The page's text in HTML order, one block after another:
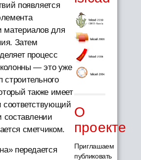
появляется
материалов для
Затем
процесс
колонны — это уже
также имеет
соответствующий
составлении
сметчиком.
передается
О
проекте
Приглашаем
публиковать